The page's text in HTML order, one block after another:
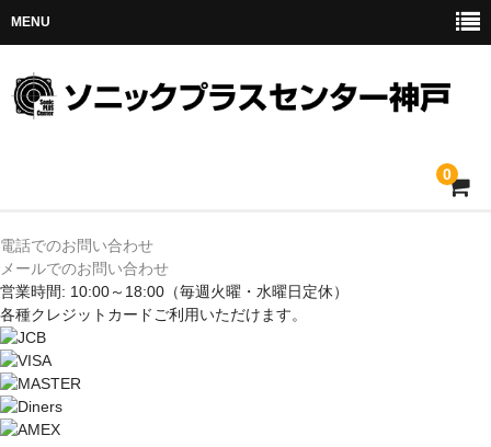
MENU
0
ホーム
メルセデス
BMW
MINI
アウディ
電話でのお問い合わせ
メールでのお問い合わせ
営業時間: 10:00～18:00 （毎週火曜・水曜日定休）
各種クレジットカードご利用いただけます。